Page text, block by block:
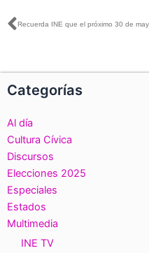
Ant
Categorías
Al día
Cultura Cívica
Discursos
Elecciones 2025
Especiales
Estados
Multimedia
INE TV